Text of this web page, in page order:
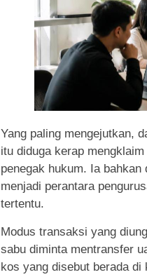
Yang paling mengejutkan,
itu diduga kerap
penegak hukum. Ia bahkan
menjadi perantara
tertentu.
Modus transaksi yang
sabu diminta mentransfer
kos yang disebut berada di